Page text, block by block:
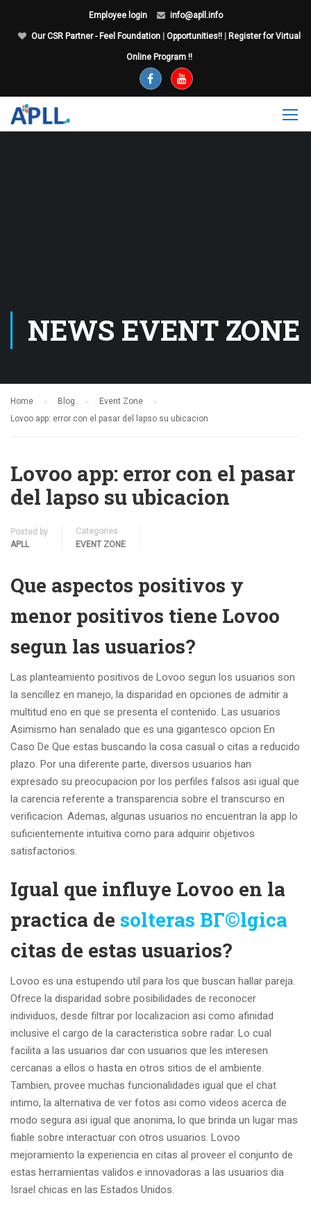
Employee login info@apll.info
Our CSR Partner - Feel Foundation Opportunities!! Register for Virtual
Online Program !!
NEWS EVENT ZONE
Home Blog
Event Zone
Lovoo app: error con el pasar del lapso su ubicacion
Lovoo app: error con el pasar
del lapso su ubicacion
Posted by
APLL
Categories
EVENT ZONE
Que aspectos positivos y
menor positivos tiene Lovoo
segun las usuarios?
Las planteamiento positivos de Lovoo segun los usuarios son
la sencillez en manejo, la disparidad en opciones de admitir a
multitud eno en que se presenta el contenido. Las usuarios
Asimismo han senalado que es una gigantesco opcion En
Caso De Que estas buscando la cosa casual o citas a reducido
plazo. Por una diferente parte, diversos usuarios han
expresado su preocupacion por los perfiles falsos asi igual que
la carencia referente a transparencia sobre el transcurso en
verificacion. Ademas, algunas usuarios no encuentran la app lo
suficientemente intuitiva como para adquirir objetivos
satisfactorios.
Igual que influye Lovoo en la
practica de solteras BГ©lgica
citas de estas usuarios?
Lovoo es una estupendo util para los que buscan hallar pareja.
Ofrece la disparidad sobre posibilidades de reconocer
individuos, desde filtrar por localizacion asi­ como afinidad
inclusive el cargo de la caracteristica sobre radar. Lo cual
facilita a las usuarios dar con usuarios que les interesen
cercanas a ellos o hasta en otros sitios de el ambiente.
Tambien, provee muchas funcionalidades igual que el chat
intimo, la alternativa de ver fotos asi como videos acerca de
modo segura asi igual que anonima, lo que brinda un lugar mas
fiable sobre interactuar con otros usuarios. Lovoo
mejoramiento la experiencia en citas al proveer el conjunto de
estas herramientas validos e innovadoras a las usuarios dia
Israel chicas en las Estados Unidos.